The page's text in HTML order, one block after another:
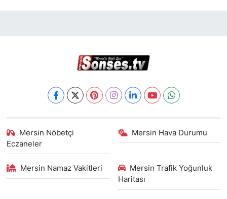
Mersin Nöbetçi
Eczaneler
Mersin Hava Durumu
Mersin Namaz Vakitleri
Mersin Trafik Yoğunluk
Haritası